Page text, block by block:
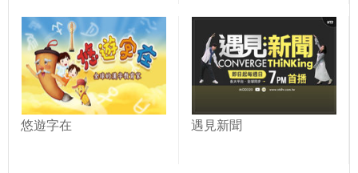
悠遊字在 遇見新聞